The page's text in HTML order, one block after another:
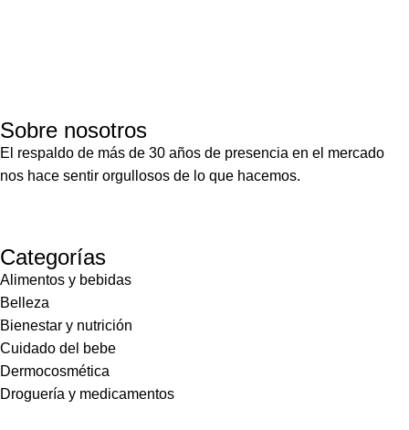
Sobre nosotros
El respaldo de más de 30 años de presencia en el mercado
nos hace sentir orgullosos de lo que hacemos.
Categorías
Alimentos y bebidas
Belleza
Bienestar y nutrición
Cuidado del bebe
Dermocosmética
Droguería y medicamentos